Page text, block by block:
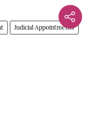
Judicial Appointments